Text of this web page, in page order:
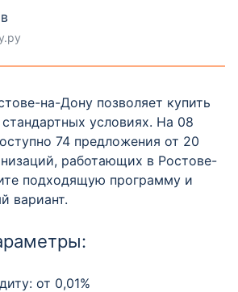
на-Дону позволяет купить
условиях. На 08
74 предложения от 20
работающих в Ростове-
подходящую программу и
вариант.
от 0,01%